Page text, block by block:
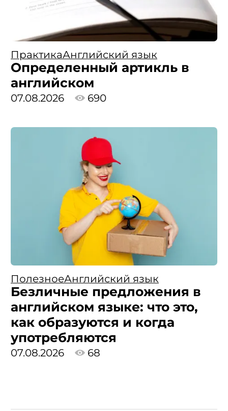
ПрактикаАнглийский язык
Определенный артикль в
английском
07.08.2026 690
ПолезноеАнглийский язык
Безличные предложения в
английском языке: что это,
как образуются и когда
употребляются
07.08.2026 68